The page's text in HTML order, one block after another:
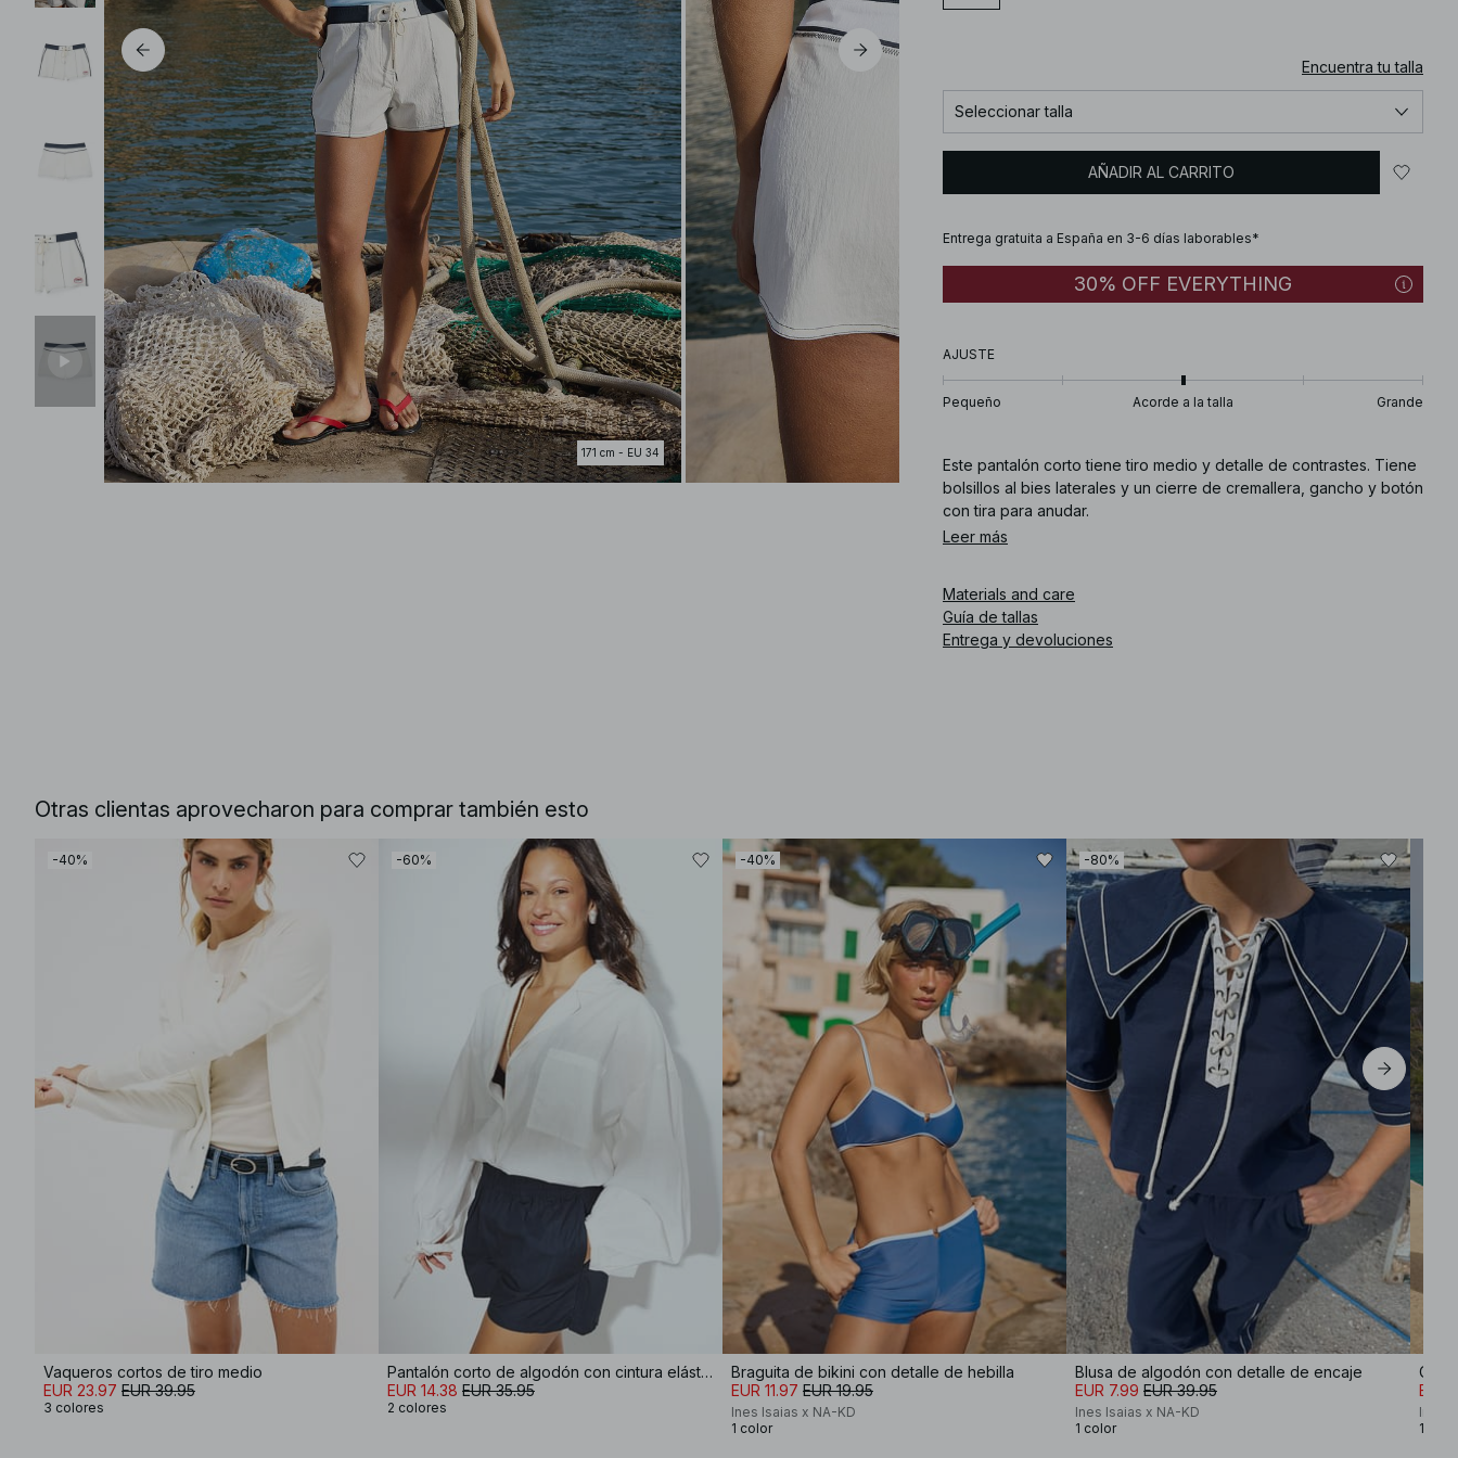
171 cm - EU 34
Encuentra tu talla
Seleccionar talla
AÑADIR AL CARRITO
Entrega gratuita a España en 3-6 días laborables*
30% OFF EVERYTHING
AJUSTE
Pequeño Acorde a la talla Grande
Este pantalón corto tiene tiro medio y detalle de contrastes. Tiene
bolsillos al bies laterales y un cierre de cremallera, gancho y botón
con tira para anudar.
Leer más
Materials and care
Guía de tallas
Entrega y devoluciones
Otras clientas aprovecharon para comprar también esto
-40%
Vaqueros cortos de tiro medio
EUR 23.97 EUR 39.95
3 colores
-60%
Pantalón corto de algodón con cintura elástica
EUR 14.38 EUR 35.95
2 colores
-40%
Braguita de bikini con detalle de hebilla
EUR 11.97 EUR 19.95
Ines Isaias x NA-KD
1 color
-80%
Blusa de algodón con detalle de encaje
EUR 7.99 EUR 39.95
Ines Isaias x NA-KD
1 color
EUR
Ines
1